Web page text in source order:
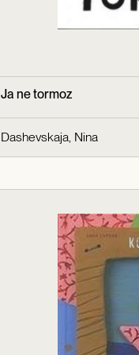
Ja ne tormoz
Dashevskaja, Nina